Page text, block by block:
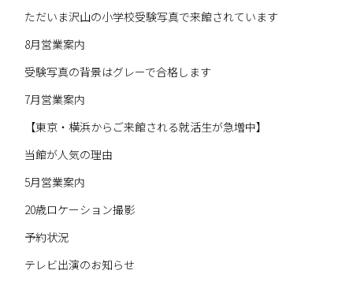
ただいま沢山の小学校受験写真で来館されています
8月営業案内
受験写真の背景はグレーで合格します
7月営業案内
【東京・横浜からご来館される就活生が急増中】
当館が人気の理由
5月営業案内
20歳ロケーション撮影
予約状況
テレビ出演のお知らせ